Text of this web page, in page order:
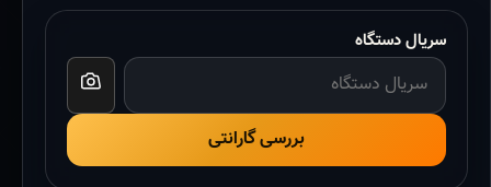
سریال دستگاه
بررسی گارانتی